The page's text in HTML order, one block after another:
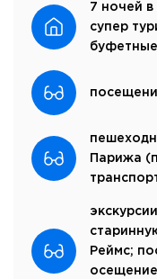
7 ночей в
супер
буфетные
Парижа
Реймс;